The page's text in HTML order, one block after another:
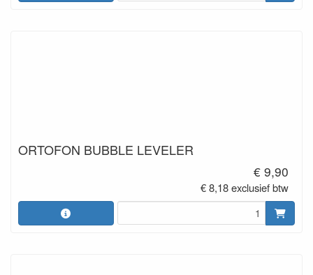
ORTOFON BUBBLE LEVELER
€ 9,90
€ 8,18 exclusief btw